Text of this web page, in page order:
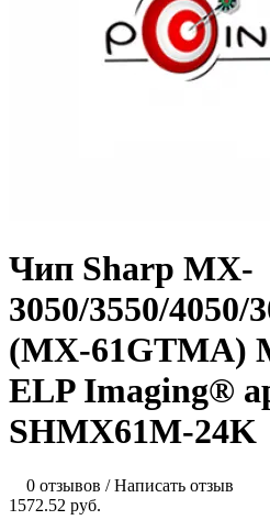
Чип Sharp MX-
3050/3550/4050/
(MX-61GTMA)
ELP Imaging®
SHMX61M-24K
0 отзывов /Написать отзыв
1572.52 руб.